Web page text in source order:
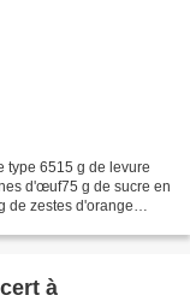
type 6515 g de levure
d'œuf75 g de sucre en
de zestes d'orange
à